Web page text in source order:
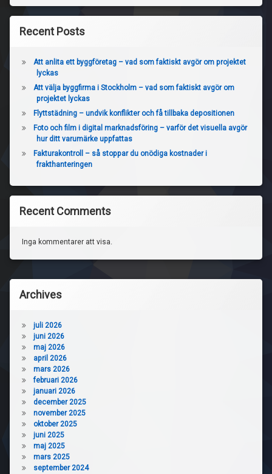
Recent Posts
Att anlita ett byggföretag – vad som faktiskt avgör om projektet
lyckas
Att välja byggfirma i Stockholm – vad som faktiskt avgör om
projektet lyckas
Flyttstädning – undvik konflikter och få tillbaka depositionen
Foto och film i digital marknadsföring – varför det visuella avgör
hur ditt varumärke uppfattas
Fakturakontroll – så stoppar du onödiga kostnader i
frakthanteringen
Recent Comments
Inga kommentarer att visa.
Archives
juli 2026
juni 2026
maj 2026
april 2026
mars 2026
februari 2026
januari 2026
december 2025
november 2025
oktober 2025
juni 2025
maj 2025
mars 2025
september 2024